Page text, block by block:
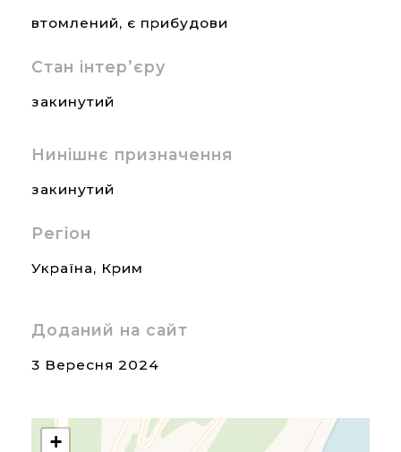
втомлений, є прибудови
Стан інтер’єру
закинутий
Нинішнє призначення
закинутий
Регіон
Україна, Крим
Доданий на сайт
3 Вересня 2024
+